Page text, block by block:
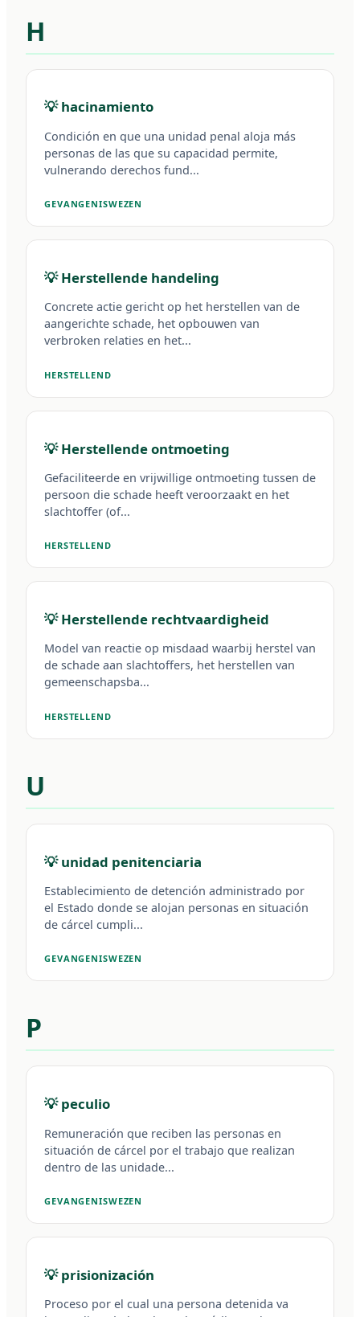
H
💡 hacinamiento
Condición en que una unidad penal aloja más
personas de las que su capacidad permite,
vulnerando derechos fund...
GEVANGENISWEZEN
💡 Herstellende handeling
Concrete actie gericht op het herstellen van de
aangerichte schade, het opbouwen van
verbroken relaties en het...
HERSTELLEND
💡 Herstellende ontmoeting
Gefaciliteerde en vrijwillige ontmoeting tussen de
persoon die schade heeft veroorzaakt en het
slachtoffer (of...
HERSTELLEND
💡 Herstellende rechtvaardigheid
Model van reactie op misdaad waarbij herstel van
de schade aan slachtoffers, het herstellen van
gemeenschapsba...
HERSTELLEND
U
💡 unidad penitenciaria
Establecimiento de detención administrado por
el Estado donde se alojan personas en situación
de cárcel cumpli...
GEVANGENISWEZEN
P
💡 peculio
Remuneración que reciben las personas en
situación de cárcel por el trabajo que realizan
dentro de las unidade...
GEVANGENISWEZEN
💡 prisionización
Proceso por el cual una persona detenida va